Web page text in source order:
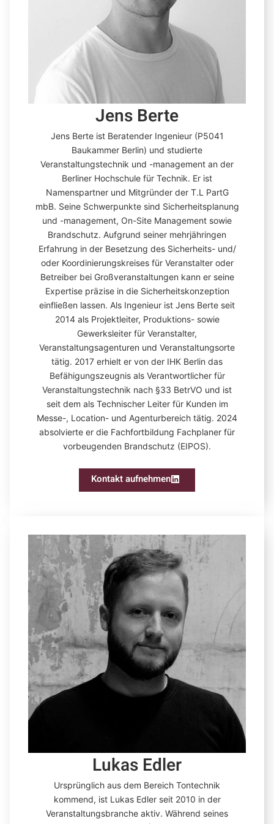
Jens Berte
Jens Berte ist Beratender Ingenieur (P5041
Baukammer Berlin) und studierte
Veranstaltungstechnik und -management an der
Berliner Hochschule für Technik. Er ist
Namenspartner und Mitgründer der T.L PartG
mbB. Seine Schwerpunkte sind Sicherheitsplanung
und -management, On-Site Management sowie
Brandschutz. Aufgrund seiner mehrjähringen
Erfahrung in der Besetzung des Sicherheits- und/
oder Koordinierungskreises für Veranstalter oder
Betreiber bei Großveranstaltungen kann er seine
Expertise präzise in die Sicherheitskonzeption
einfließen lassen. Als Ingenieur ist Jens Berte seit
2014 als Projektleiter, Produktions- sowie
Gewerksleiter für Veranstalter,
Veranstaltungsagenturen und Veranstaltungsorte
tätig. 2017 erhielt er von der IHK Berlin das
Befähigungszeugnis als Verantwortlicher für
Veranstaltungstechnik nach §33 BetrVO und ist
seit dem als Technischer Leiter für Kunden im
Messe-, Location- und Agenturbereich tätig. 2024
absolvierte er die Fachfortbildung Fachplaner für
vorbeugenden Brandschutz (EIPOS).
Kontakt aufnehmen
Lukas Edler
Ursprünglich aus dem Bereich Tontechnik
kommend, ist Lukas Edler seit 2010 in der
Veranstaltungsbranche aktiv. Während seines